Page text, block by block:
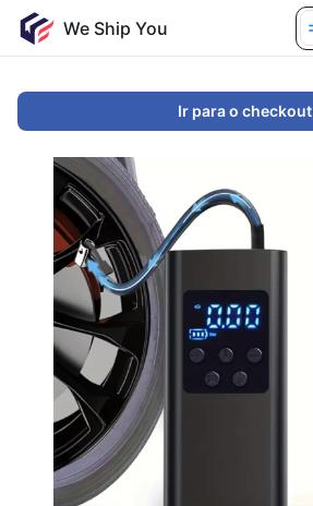
Ir para o checkout